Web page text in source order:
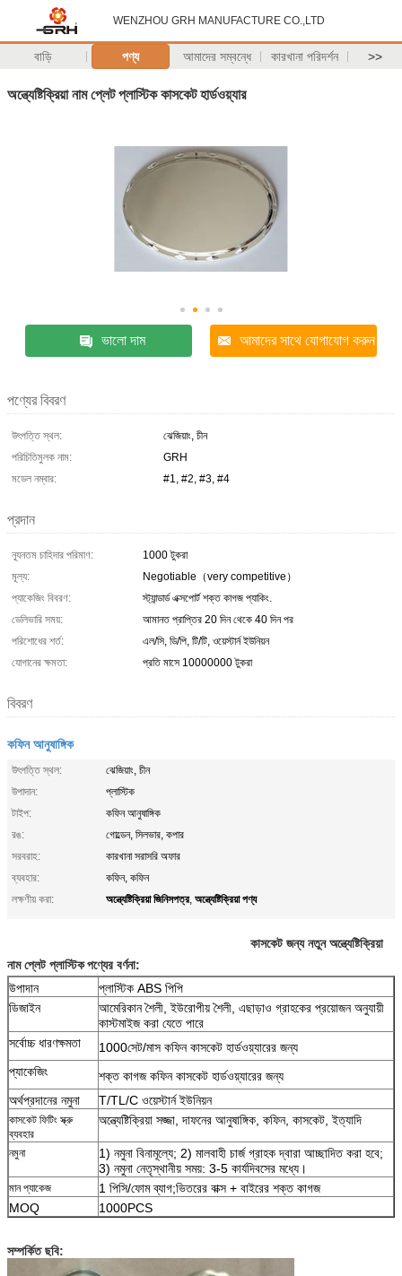
WENZHOU GRH MANUFACTURE CO.,LTD
বাড়ি পণ্য আমাদের সম্বন্ধে কারখানা পরিদর্শন >>
অন্ত্যেষ্টিক্রিয়া নাম প্লেট প্লাস্টিক কাসকেট হার্ডওয়্যার
ভালো দাম আমাদের সাথে যোগাযোগ করুন
পণ্যের বিবরণ
উৎপত্তি স্থল:
ঝেজিয়াং, চীন
পরিচিতিমুলক নাম:
GRH
মডেল নম্বার:
#1, #2, #3, #4
প্রদান
ন্যূনতম চাহিদার পরিমাণ:
1000 টুকরা
মূল্য:
Negotiable（very competitive）
প্যাকেজিং বিবরণ:
স্ট্যান্ডার্ড এক্সপোর্ট শক্ত কাগজ প্যাকিং.
ডেলিভারি সময়:
আমানত প্রাপ্তির 20 দিন থেকে 40 দিন পর
পরিশোধের শর্ত:
এল/সি, ডি/পি, টি/টি, ওয়েস্টার্ন ইউনিয়ন
যোগানের ক্ষমতা:
প্রতি মাসে 10000000 টুকরা
বিবরণ
কফিন আনুষাঙ্গিক
উৎপত্তি স্থল:
ঝেজিয়াং, চীন
উপাদান:
প্লাস্টিক
টাইপ:
কফিন আনুষাঙ্গিক
রঙ:
গোল্ডেন, সিলভার, কপার
সরবরাহ:
কারখানা সরাসরি অফার
ব্যবহার:
কফিন, কফিন
লক্ষণীয় করা:
অন্ত্যেষ্টিক্রিয়া জিনিসপত্র, অন্ত্যেষ্টিক্রিয়া পণ্য
কাসকেট জন্য নতুন অন্ত্যেষ্টিক্রিয়া
নাম প্লেট প্লাস্টিকপণ্যের বর্ণনা:
উপাদান
প্লাস্টিক ABS পিপি
ডিজাইন
আমেরিকান শৈলী, ইউরোপীয় শৈলী, এছাড়াও গ্রাহকের প্রয়োজন অনুযায়ী
কাস্টমাইজ করা যেতে পারে
সর্বোচ্চ ধারণক্ষমতা
1000সেট/মাস কফিন কাসকেট হার্ডওয়্যারের জন্য
প্যাকেজিং
শক্ত কাগজকফিন কাসকেট হার্ডওয়্যারের জন্য
অর্থপ্রদানের নমুনা
T/TL/C ওয়েস্টার্ন ইউনিয়ন
কাসকেট ফিটিং স্ক্রু
ব্যবহার
অন্ত্যেষ্টিক্রিয়া সজ্জা, দাফনের আনুষাঙ্গিক, কফিন, কাসকেট, ইত্যাদি
নমুনা
1) নমুনা বিনামূল্যে; 2) মালবাহী চার্জ গ্রাহক দ্বারা আচ্ছাদিত করা হবে;
3) নমুনা নেতৃস্থানীয় সময়: 3-5 কার্যদিবসের মধ্যে।
মান প্যাকেজ
1 পিসি/ফোম ব্যাগ;ভিতরের বাক্স + বাইরের শক্ত কাগজ
MOQ
1000PCS
সম্পর্কিত ছবি: